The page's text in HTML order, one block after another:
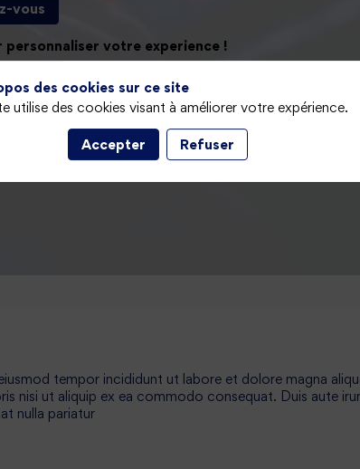
vous
votre experience !
vous
tempor incididunt ut labore et dolore magna
nisi ut aliquip ex ea commodo consequat. Duis aute
nulla pariatur
des cookies sur ce site
utilise des cookies visant à améliorer votre expérience.
Accepter Refuser